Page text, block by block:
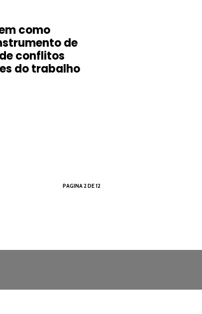
como
de
conflitos
do trabalho
PAGINA 2 DE 12